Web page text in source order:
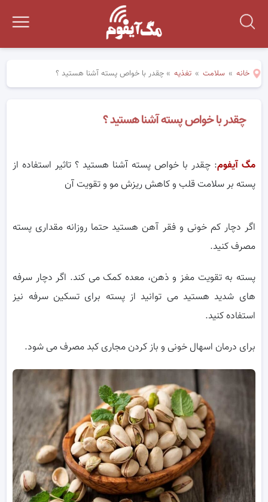
خانه » سلامت » تغذیه »چقدر با خواص پسته آشنا هستید ؟
چقدر با خواص پسته آشنا هستید ؟
مگ آیفوم: چقدر با خواص پسته آشنا هستید ؟ تاثیر استفاده از
پسته بر سلامت قلب و کاهش ریزش مو و تقویت آن
اگر دچار کم خونی و فقر آهن هستید حتما روزانه مقداری پسته
مصرف کنید.
پسته به تقویت مغز و ذهن، معده کمک می کند. اگر دچار سرفه
های شدید هستید می توانید از پسته برای تسکین سرفه نیز
استفاده کنید.
برای درمان اسهال خونی و باز کردن مجاری کبد مصرف می شود.